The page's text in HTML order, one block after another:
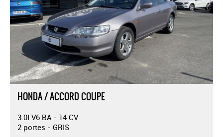
HONDA / ACCORD COUPE
3.0I V6 BA - 14 CV
2 portes - GRIS